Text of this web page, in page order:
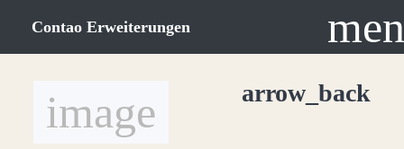
Contao Erweiterungen
image
arrow_back